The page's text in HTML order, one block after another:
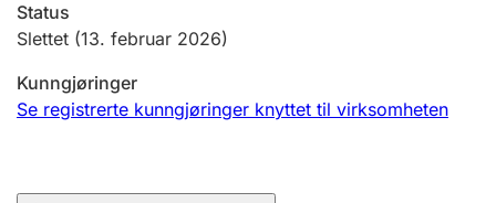
Jeger
Status
Slettet (13. februar 2026)
Kunngjøringer
Se registrerte kunngjøringer knyttet til virksomheten